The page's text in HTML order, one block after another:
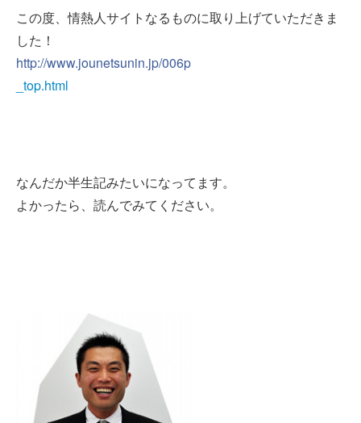
この度、情熱人サイトなるものに取り上げていただきま
した！
http://www.jounetsunin.jp/006p
_top.html
なんだか半生記みたいになってます。
よかったら、読んでみてください。